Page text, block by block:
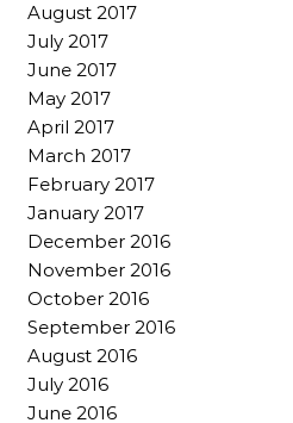
August 2017
July 2017
June 2017
May 2017
April 2017
March 2017
February 2017
January 2017
December 2016
November 2016
October 2016
September 2016
August 2016
July 2016
June 2016